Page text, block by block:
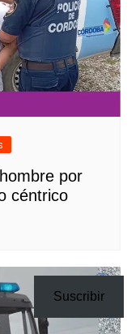
por
céntrico
Suscribir